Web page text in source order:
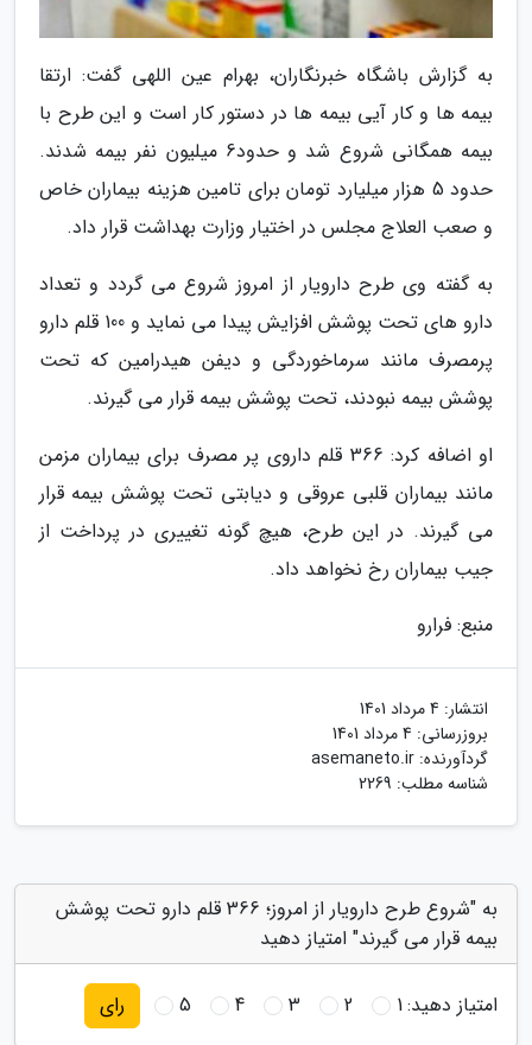
به گزارش باشگاه خبرنگاران، بهرام عین اللهی گفت: ارتقا
بیمه ها و کار آیی بیمه ها در دستور کار است و این طرح با
بیمه همگانی شروع شد و حدود6 میلیون نفر بیمه شدند.
حدود 5 هزار میلیارد تومان برای تامین هزینه بیماران خاص
و صعب العلاج مجلس در اختیار وزارت بهداشت قرار داد.
به گفته وی طرح دارویار از امروز شروع می گردد و تعداد
دارو های تحت پوشش افزایش پیدا می نماید و 100 قلم دارو
پرمصرف مانند سرماخوردگی و دیفن هیدرامین که تحت
پوشش بیمه نبودند، تحت پوشش بیمه قرار می گیرند.
او اضافه کرد: 366 قلم داروی پر مصرف برای بیماران مزمن
مانند بیماران قلبی عروقی و دیابتی تحت پوشش بیمه قرار
می گیرند. در این طرح، هیچ گونه تغییری در پرداخت از
جیب بیماران رخ نخواهد داد.
منبع: فرارو
انتشار: 4 مرداد 1401
بروزرسانی: 4 مرداد 1401
گردآورنده: asemaneto.ir
شناسه مطلب: 2269
به "شروع طرح دارویار از امروز؛ 366 قلم دارو تحت پوشش
بیمه قرار می گیرند" امتیاز دهید
امتیاز دهید:1
2
3
4
5 رای